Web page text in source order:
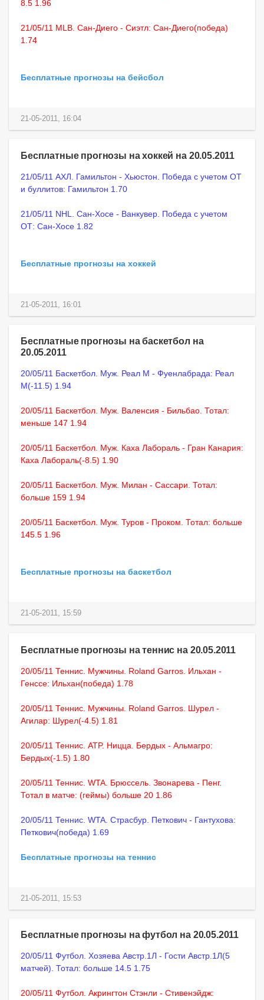
8.5 1.96
21/05/11 MLB. Сан-Диего - Сиэтл: Сан-Диего(победа)
1.74
Бесплатные прогнозы на бейсбол
21-05-2011, 16:04
Бесплатные прогнозы на хоккей на 20.05.2011
21/05/11 АХЛ. Гамильтон - Хьюстон. Победа с учетом ОТ
и буллитов: Гамильтон 1.70
21/05/11 NHL. Сан-Хосе - Ванкувер. Победа с учетом
ОТ: Сан-Хосе 1.82
Бесплатные прогнозы на хоккей
21-05-2011, 16:01
Бесплатные прогнозы на баскетбол на
20.05.2011
20/05/11 Баскетбол. Муж. Реал М - Фуенлабрада: Реал
М(-11.5) 1.94
20/05/11 Баскетбол. Муж. Валенсия - Бильбао. Тотал:
меньше 147 1.94
20/05/11 Баскетбол. Муж. Каха Лабораль - Гран Канария:
Каха Лабораль(-8.5) 1.90
20/05/11 Баскетбол. Муж. Милан - Сассари. Тотал:
больше 159 1.94
20/05/11 Баскетбол. Муж. Туров - Проком. Тотал: больше
145.5 1.96
Бесплатные прогнозы на баскетбол
21-05-2011, 15:59
Бесплатные прогнозы на теннис на 20.05.2011
20/05/11 Теннис. Мужчины. Roland Garros. Ильхан -
Генссе: Ильхан(победа) 1.78
20/05/11 Теннис. Мужчины. Roland Garros. Шурел -
Агилар: Шурел(-4.5) 1.81
20/05/11 Теннис. ATP. Ницца. Бердых - Альмагро:
Бердых(-1.5) 1.80
20/05/11 Теннис. WTA. Брюссель. Звонарева - Пенг.
Тотал в матче: (геймы) больше 20 1.86
20/05/11 Теннис. WTA. Страсбур. Петкович - Гантухова:
Петкович(победа) 1.69
Бесплатные прогнозы на теннис
21-05-2011, 15:53
Бесплатные прогнозы на футбол на 20.05.2011
20/05/11 Футбол. Хозяева Австр.1Л - Гости Австр.1Л(5
матчей). Тотал: больше 14.5 1.75
20/05/11 Футбол. Акрингтон Стэнли - Стивенэйдж: